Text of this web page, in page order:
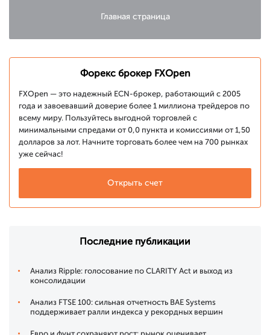
Главная страница
Форекс брокер FXOpen
FXOpen — это надежный ECN-брокер, работающий с 2005
года и завоевавший доверие более 1 миллиона трейдеров по
всему миру. Пользуйтесь выгодной торговлей с
минимальными спредами от 0,0 пункта и комиссиями от 1,50
долларов за лот. Начните торговать более чем на 700 рынках
уже сейчас!
Открыть счет
Последние публикации
Анализ Ripple: голосование по CLARITY Act и выход из
консолидации
Анализ FTSE 100: сильная отчетность BAE Systems
поддерживает ралли индекса у рекордных вершин